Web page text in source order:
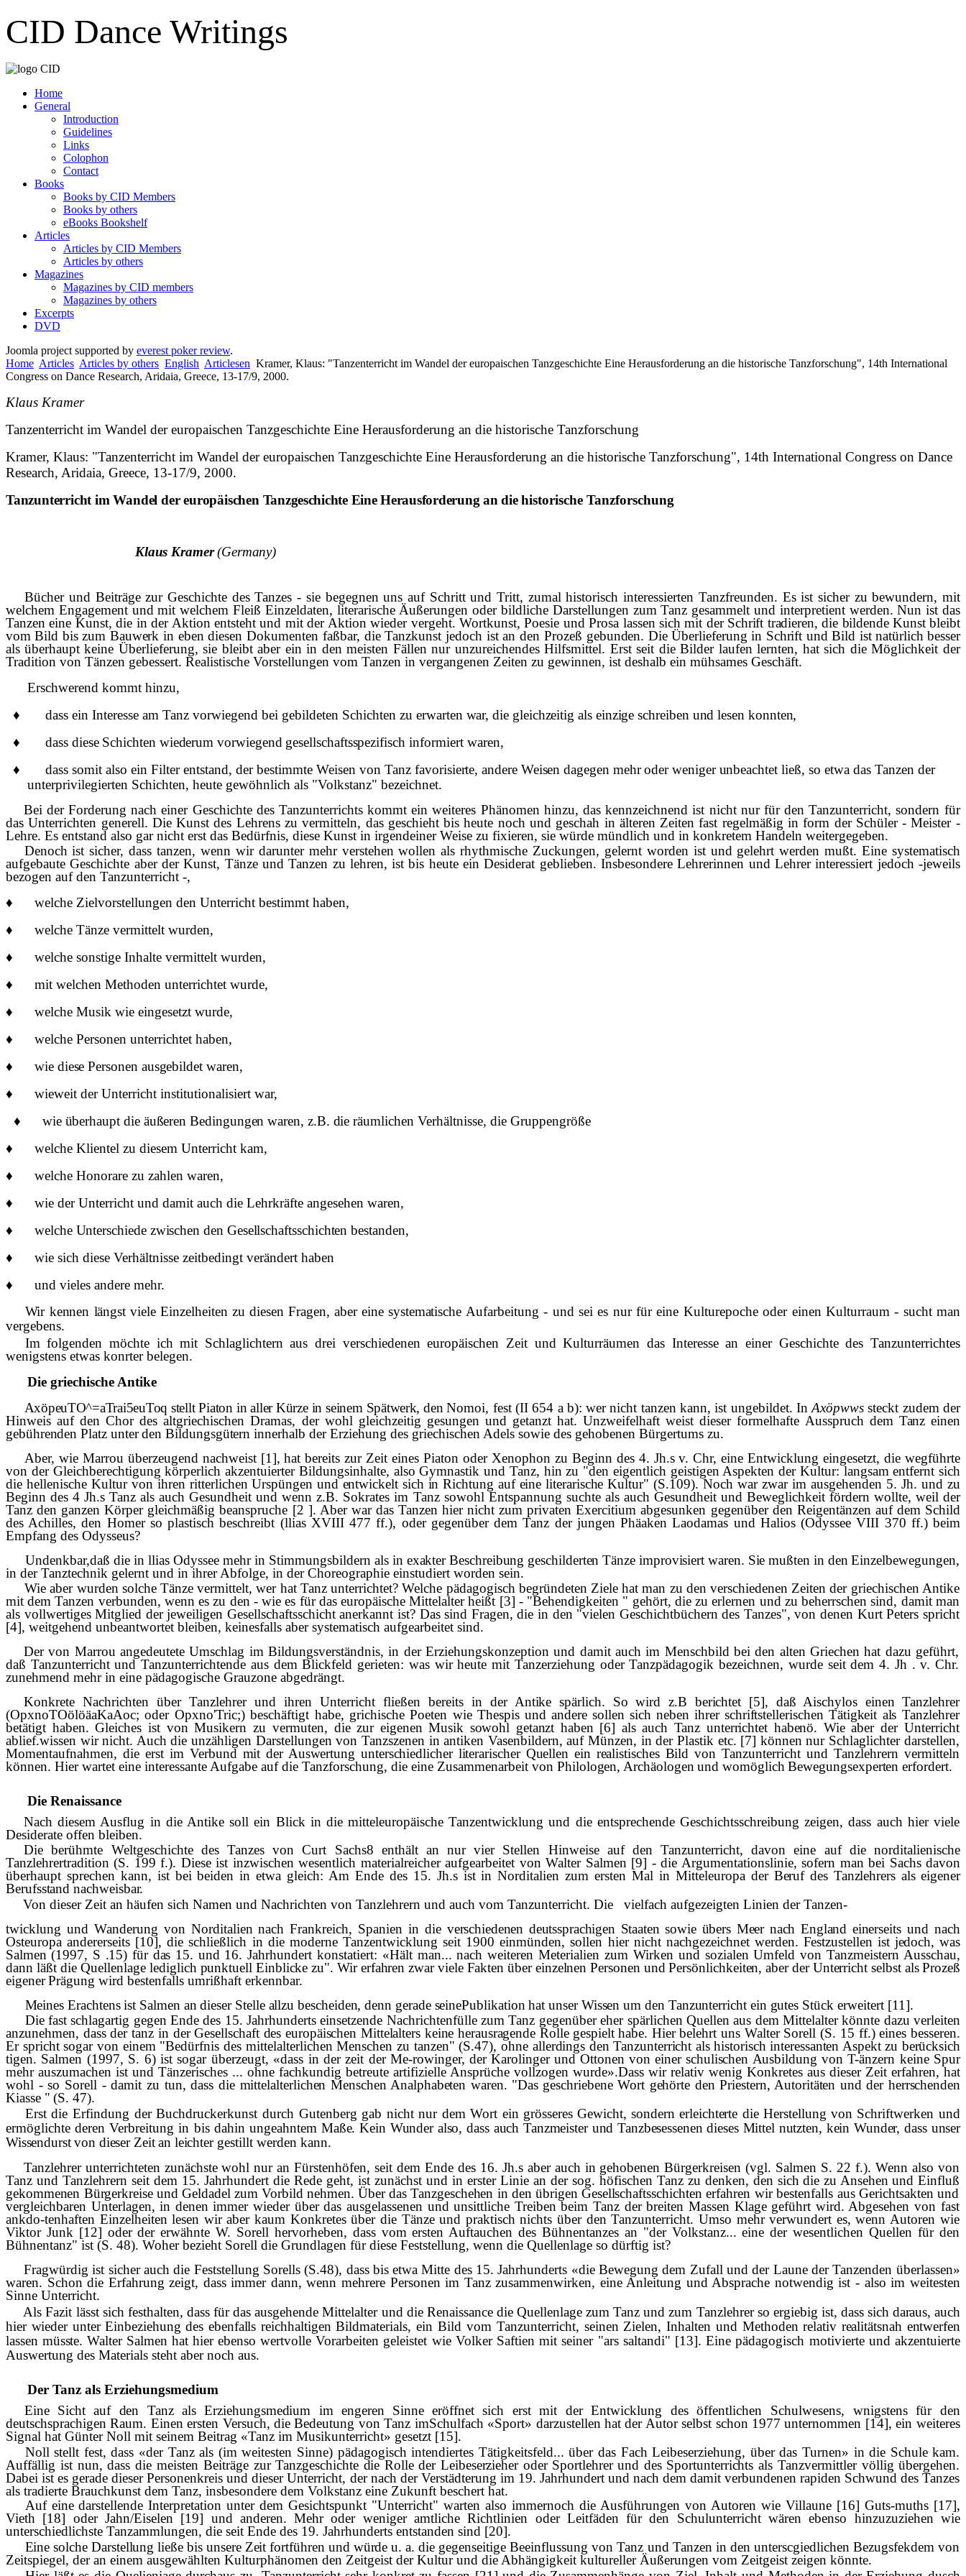
CID Dance Writings
Home
General
Introduction
Guidelines
Links
Colophon
Contact
Books
Books by CID Members
Books by others
eBooks Bookshelf
Articles
Articles by CID Members
Articles by others
Magazines
Magazines by CID members
Magazines by others
Excerpts
DVD
Joomla project supported by everest poker review.
Home Articles Articles by others English Articlesen Kramer, Klaus: "Tanzenterricht im Wandel der europaischen Tanzgeschichte Eine Herausforderung an die historische Tanzforschung", 14th International
Congress on Dance Research, Aridaia, Greece, 13-17/9, 2000.
Klaus Kramer
Tanzenterricht im Wandel der europaischen Tanzgeschichte Eine Herausforderung an die historische Tanzforschung
Kramer, Klaus: "Tanzenterricht im Wandel der europaischen Tanzgeschichte Eine Herausforderung an die historische Tanzforschung", 14th International Congress on Dance
Research, Aridaia, Greece, 13-17/9, 2000.
Tanzunterricht im Wandel der europäischen Tanzgeschichte Eine Herausforderung an diehistorische Tanzforschung
Klaus Kramer(Germany)
Bücher und Beiträge zur Geschichte des Tanzes - sie begegnen uns auf Schritt und Tritt, zumal historisch interessierten Tanzfreunden. Es ist sicher zu bewundern, mit
welchem Engagement und mit welchem Fleiß Einzeldaten, lit­erarische Äußerungen oder bildliche Darstellungen zum Tanz gesammelt und interpretient werden. Nun ist das
Tanzen eine Kunst, die in der Aktion entsteht und mit der Aktion wieder vergeht. Wortkunst, Poesie und Prosa lassen sichmit der Schrift tradieren, die bildende Kunst bleibt
vom Bild bis zum Bauwerk in eben diesen Dokumenten faßbar, die Tanzkunst jedoch ist an den Prozeß ge­bunden. DieÜberlieferung in Schrift und Bild ist natürlich besser
alsüberhauptkeine Überlieferung, sie bleibt aber ein in den meisten Fällen nur unzurei­chendes Hilfsmittel. Erst seit die Bilder laufen lernten, hat sich die Möglichkeit der
Tradition von Tänzen gebessert. Realistische Vorstellungen vom Tanzen in vergangenen Zeiten zu gewinnen, ist deshalb ein mühsames Geschäft.
Erschwerend kommt hinzu,
♦
dass ein Interesse am Tanz vorwiegend bei gebildeten Schichten zuerwarten war, die gleichzeitig als einzige schreiben und lesen konnten,
♦
dass diese Schichten wiederum vorwiegend gesellschaftsspezifisch informiert waren,
♦
dass somit also ein Filter entstand, der bestimmte Weisen von Tanzfavorisierte, andere Weisen dagegen mehr oder weniger unbeachtet ließ, so etwa das Tanzen der
unterprivilegierten Schichten, heute gewöhnlich als "Volkstanz" bezeichnet.
Bei der Forderung nach einer Geschichte des Tanzunterrichts kommt ein weiteres Phänomen hinzu, das kennzeichnend ist nicht nur für den Tanzunterricht, sondern für
das Unterrichten generell. Die Kunst des Lehrens zu vermitteln, das geschieht bis heute noch und geschah in älteren Zeiten fast regelmäßig in form der Schüler - Meister -
Lehre. Es entstand also gar nicht erst das Bedürfnis, diese Kunst in irgendeiner Weise zu fixieren, sie würde mündlich und in konkretem Handeln weitergegeben.
Denoch ist sicher, dass tanzen, wenn wir darunter mehr verstehen wollen als rhythmische Zuckungen, gelernt worden ist und gelehrt werden mußt. Eine systematisch
aufgebaute Geschichte aber der Kunst, Tänze und Tanzen zu lehren, ist bis heute ein Desiderat geblieben. Insbesondere Lehrerinnen und Lehrer interessiert jedoch -jeweils
bezogen auf den Tanzunterricht -,
♦
welche Zielvorstellungen den Unterricht bestimmt haben,
♦
welche Tänze vermittelt wurden,
♦
welche sonstige Inhalte vermittelt wurden,
♦
mit welchen Methoden unterrichtet wurde,
♦
welche Musik wie eingesetzt wurde,
♦
welche Personen unterrichtet haben,
♦
wie diese Personen ausgebildet waren,
♦
wieweit der Unterricht institutionalisiert war,
♦
wie überhaupt die äußeren Bedingungen waren, z.B. die räumlichen Verhältnisse, die Gruppengröße
♦
welche Klientel zu diesem Unterricht kam,
♦
welche Honorare zu zahlen waren,
♦
wie der Unterricht und damit auch die Lehrkräfte angesehen waren,
♦
welche Unterschiede zwischen den Gesellschaftsschichten bestanden,
♦
wie sich diese Verhältnisse zeitbedingt verändert haben
♦
und vieles andere mehr.
Wir kennen längst viele Einzelheiten zu diesen Fragen, aber eine systema­tische Aufarbeitung - und sei es nur für eine Kulturepoche oder einen Kulturraum - sucht man
vergebens.
Im folgenden möchte ich mit Schlaglichtern aus drei verschiedenen eu­ropäischen Zeit und Kulturräumen das Interesse an einer Geschichte des Tanzunterrichtes
wenigstens etwas konrter belegen.
Die griechische Antike
AxöpeuTO^=aTrai5euToq stellt Piaton in aller Kürze in seinem Spätwerk, denNomoi, fest (II 654 a b): wer nicht tanzen kann, ist ungebildet. InAxöpwwssteckt zudem der
Hinweis auf den Chor des altgriechischen Dramas, der wohl gleichzeitig gesungen und getanzt hat. Unzweifelhaft weist dieser formelhafte Ausspruch dem Tanz einen
gebührenden Platz unter den Bildungsgütern inner­halb der Erziehung des griechischen Adels sowie des gehobenen Bürgertums zu.
Aber, wie Marrou überzeugend nachweist [1], hat bereits zur Zeit eines Piaton oder Xenophon zu Beginn des 4. Jh.s v. Chr, eine Entwicklung einge­setzt, die wegführte
von der Gleichberechtigung körperlich akzentuierter Bildungsinhalte, also Gymnastik und Tanz, hin zu "den eigentlich geistigen Aspekten der Kultur: langsam entfernt sich
die hellenische Kultur von ihren rit­terlichen Urspüngen und entwickelt sich in Richtung auf eine literarische Kultur" (S.109). Noch war zwar im ausgehenden 5. Jh. und zu
Beginn des 4 Jh.s Tanz als auch Gesundheit und wenn z.B. Sokrates im Tanz sowohl Entspannung suchte als auch Gesundheit und Beweglichkeit fördern wollte, weil der
Tanz den ganzen Körper gleichmäßig beanspruche [2 ]. Aber war das Tanzen hier nicht zum privaten Exercitium abgesunken gegenüber den Reigentänzen auf dem Schild
des Achilles, den Homer so plastisch beschreibt (llias XVIII 477 ff.), oder gegenüber dem Tanz der jungen Phäaken Laodamas und Halios (Odyssee VIII 370 ff.) beim
Empfang des Odysseus?
Undenkbar,daß die in llias Odyssee mehr in Stimmungsbildern als in ex­akter Beschreibung geschilderten Tänze improvisiert waren. Sie mußten in denEinzelbewegungen,
in der Tanztechnik gelernt und in ihrer Abfolge, in der Choreographie einstudiert worden sein.
Wie aber wurden solche Tänze vermittelt, wer hat Tanz unterrichtet? Welche pädagogisch begründeten Ziele hat man zu den verschiedenen Zeiten der griechischen Antike
mit dem Tanzen verbunden, wenn es zu den - wie es für das europäische Mittelalter heißt [3] - "Behendigkeiten " gehört, die zu er­lernen und zu beherrschen sind, damit man
als vollwertiges Mitglied der jewei­ligen Gesellschaftsschicht anerkannt ist? Das sind Fragen, die in den "vielen Geschichtbüchern des Tanzes", von denen Kurt Peters spricht
[4], weitgehend unbeantwortet bleiben, keinesfalls aber systematisch aufgearbeitet sind.
Der von Marrou angedeutete Umschlag im Bildungsverständnis, in der Erziehungskonzeption und damit auch im Menschbild bei den alten Griechen hat dazu geführt,
daß Tanzunterricht und Tanzunterrichtende aus dem Blickfeld gerieten: was wir heute mit Tanzerziehung oder Tanzpädagogik be­zeichnen, wurde seit dem 4. Jh . v. Chr.
zunehmend mehr in eine pädago­gische Grauzone abgedrängt.
Konkrete Nachrichten über Tanzlehrer und ihren Unterricht fließen bereitsin der Antike spärlich. So wird z.B berichtet [5], daß Aischylos einen Tanzlehrer
(OpxnoTOölöäaKaAoc; oder Opxno'Tric;) beschäftigt habe, grichische Poeten wie Thespis und andere sollen sich neben ihrer schriftstellerischen Tätigkeit als Tanzlehrer
betätigt haben. Gleiches ist von Musikern zu vermuten, die zur ei­genen Musik sowohl getanzt haben [6] als auch Tanz unterrichtet habenö. Wieaber der Unterricht
ablief.wissen wir nicht. Auch die unzähligen Darstellungen von Tanzszenen in antiken Vasenbildern, auf Münzen, in der Plastik etc. [7] können nur Schlaglichter darstellen,
Momentaufnahmen, die erst im Verbund mit der Auswertung unterschiedlicher literarischer Quellen ein realistisches Bildvon Tanzunterricht und Tanzlehrern vermitteln
können. Hier wartet eine inter­essante Aufgabe auf die Tanzforschung, die eine Zusammenarbeit von Philologen, Archäologen und womöglich Bewegungsexperten erfordert.
Die Renaissance
Nach diesem Ausflug in die Antike soll ein Blick in die mitteleuropäische Tanzentwicklung und die entsprechende Geschichtsschreibung zeigen, dass auch hier viele
Desiderate offen bleiben.
Die berühmte Weltgeschichte des Tanzes von Curt Sachs8 enthält an nur vier Stellen Hinweise auf den Tanzunterricht, davon eine auf die norditalie­nische
Tanzlehrertradition (S. 199 f.). Diese ist inzwischen wesentlich material­reicher aufgearbeitet von Walter Salmen [9] - die Argumentationslinie, sofern man bei Sachs davon
überhaupt sprechen kann, ist bei beiden in etwa gleich: Am Ende des 15. Jh.s ist in Norditalien zum ersten Mal in Mitteleuropa der Beruf des Tanzlehrers als eigener
Berufsstand nachweisbar.
Von dieser Zeit an häufen sich Namen und Nachrichten von Tanzlehrern und auch vom Tanzunterricht. Die vielfach aufgezeigten Linien der Tanzen-
twicklung und Wanderung von Norditalien nach Frankreich, Spanien in die verschiedenen deutssprachigen Staaten sowie übers Meer nach England einer­seits und nach
Osteuropa andererseits [10], die schließlich in die moderne Tanzentwicklung seit 1900 einmünden, sollen hier nicht nachgezeichnet werden. Festzustellen ist jedoch, was
Salmen (1997, S .15) für das 15. und 16. Jahrhundert konstatiert: «Hält man... nach weiteren Meterialien zum Wirken und sozialen Umfeld von Tanzmeistern Ausschau,
dann läßt die Quellenlagelediglich punktuell Einblicke zu". Wir erfahren zwar viele Faktenüber einzelnen Personen und Persönlichkeiten, aber der Unterricht selbst als Prozeß
eigenerPrägung wird bestenfalls umrißhaft erkennbar.
Meines Erachtens ist Salmen an dieser Stelle allzu bescheiden, denn ger­ade seinePublikation hat unser Wissen um den Tanzunterricht ein gutes Stück erweitert [11].
Die fast schlagartig gegen Ende des 15. Jahrhunderts einsetzende Nachrichtenfülle zum Tanz gegenüber eher spärlichen Quellen aus dem Mittelalter könnte dazu verleiten
anzunehmen, dass der tanz in der Gesell­schaft des europäischen Mittelalters keine herausragende Rolle gespielt habe. Hier belehrt uns Walter Sorell (S. 15 ff.) eines besseren.
Er spricht sogar von einem "Bedürfnis des mittelalterlichen Menschen zu tanzen" (S.47), ohne al­lerdings den Tanzunterricht als historisch interessanten Aspekt zu berücksich­
tigen. Salmen (1997, S. 6) ist sogar überzeugt, «dass in der zeit der Me-rowinger, der Karolinger und Ottonen von einer schulischen Ausbildung von T-änzern keine Spur
mehr auszumachen ist und Tänzerisches ... ohne fachkun­dig betreute artifizielle Ansprüche vollzogen wurde».Dass wir relativ wenig Konkretes aus dieser Zeit erfahren, hat
wohl - so Sorell - damit zu tun, dassdie mittelalterlichen Menschen Analphabeten waren. "Das geschriebene Wort gehörte den Priestern, Autoritäten und der herrschenden
Kiasse " (S. 47).
Erst die Erfindung der Buchdruckerkunst durch Gutenberg gab nicht nurdem Wort ein grösseres Gewicht, sondern erleichterte die Herstellung von Schriftwerken und
ermöglichte deren Verbreitung in bis dahin ungeahntem Maße. Kein Wunder also, dass auch Tanzmeister und Tanzbesessenen dieses Mittel nutzten, kein Wunder, dass unser
Wissendurst von dieser Zeit an leichter gestillt werden kann.
Tanzlehrer unterrichteten zunächste wohl nur an Fürstenhöfen, seit dem Ende des 16. Jh.s aber auch in gehobenen Bürgerkreisen (vgl. Salmen S. 22 f.). Wenn also von
Tanz und Tanzlehrern seit dem 15. Jahrhundert die Rede geht, ist zunächst und in erster Linie an der sog. höfischen Tanz zu denken,den sich die zu Ansehen und Einfluß
gekommenen Bürgerkreise und Geldadel zum Vorbild nehmen. Über das Tanzgeschehen in den übrigen Gesellschaftss­chichten erfahren wir bestenfalls aus Gerichtsakten und
vergleichbaren Unter­lagen, in denen immer wieder über das ausgelassenen und unsittliche Treiben beim Tanz der breiten Massen Klage geführt wird. Abgesehen von fast
ankdo-tenhaften Einzelheiten lesen wir aber kaum Konkretes über die Tänze und praktisch nichts über den Tanzunterricht. Umso mehr verwundert es, wenn Autoren wie
Viktor Junk [12] oder der erwähnte W. Sorell hervorheben, dass vom ersten Auftauchen des Bühnentanzes an "der Volkstanz... eine der we­sentlichen Quellen für den
Bühnentanz" ist (S. 48). Woher bezieht Sorell die Grundlagen für diese Feststellung, wenn die Quellenlage so dürftig ist?
Fragwürdig ist sicher auch die Feststellung Sorells (S.48), dass bis etwa Mitte des 15. Jahrhunderts «die Bewegung dem Zufall und der Laune der Tanzenden überlassen»
waren. Schon die Erfahrung zeigt, dass immer dann, wenn mehrere Personen im Tanz zusammenwirken, eine Anleitung und Absprache notwendig ist - also im weitesten
Sinne Unterricht.
Als Fazit lässt sich festhalten, dass für das ausgehende Mittelalter und die Renaissance die Quellenlage zum Tanz und zum Tanzlehrer so ergiebig ist,dass sich daraus, auch
hier wieder unter Einbeziehung des ebenfalls reichhal­tigen Bildmaterials, ein Bild vom Tanzunterricht, seinen Zielen, Inhalten undMethoden relativ realitätsnah entwerfen
lassen müsste. Walter Salmen hat hier ebenso wertvolle Vorarbeiten geleistet wie Volker Saftien mit seiner "ars saltandi" [13]. Eine pädagogisch motivierte und akzentuierte
Auswertung des Materials steht aber noch aus.
Der Tanz als Erziehungsmedium
Eine Sicht auf den Tanz als Erziehungsmedium im engeren Sinne eröffnetsich erst mit der Entwicklung des öffentlichen Schulwesens, wnigstens für den
deutschsprachigen Raum. Einen ersten Versuch, die Bedeutung von Tanz imSchulfach «Sport» darzustellen hat der Autor selbst schon 1977 unternommen [14], ein weiteres
Signal hat Günter Noll mit seinem Beitrag «Tanz im Musikunterricht» gesetzt [15].
Noll stellt fest, dass «der Tanz als (im weitesten Sinne) pädagogisch inten­diertes Tätigkeitsfeld... über das Fach Leibeserziehung, über das Turnen» in die Schule kam.
Auffällig ist nun, dass die meisten Beiträge zur Tanzge­schichte die Rolle der Leibeserzieher oder Sportlehrer und des Sportunterrichts als Tanzvermittler völlig übergehen.
Dabei ist es gerade dieser Personenkreis und dieser Unterricht, der nach der Verstädterung im 19. Jahrhundert und nach dem damit verbundenen rapiden Schwund des Tanzes
als tradierte Brauchkunst dem Tanz, insbesondere dem Volkstanz eine Zukunft beschert hat.
Auf eine darstellende Interpretation unter dem Gesichtspunkt "Unterricht" warten also immernoch die Ausführungen von Autoren wie Villaune [16] Guts-muths [17],
Vieth [18] oder Jahn/Eiselen [19] und anderen. Mehr oder weniger amtliche Richtlinien oder Leitfäden für den Schulunterricht wären ebenso hinzuzuziehen wie
unterschiedlichste Tanzammlungen, die seit Ende des 19. Jahrhunderts entstanden sind [20].
Eine solche Darstellung ließe bis unsere Zeit fortführen und würde u. a. die gegenseitige Beeinflussung von Tanz und Tanzen in den unterscgiedlichen Bezugsfekdem von
Zeitspiegel, der an einem ausgewählten Kulturphänomen den Zeitgeist der Kultur und die Abhängigkeit kultureller Äußerungen vom Zeitgeist zeigen könnte.